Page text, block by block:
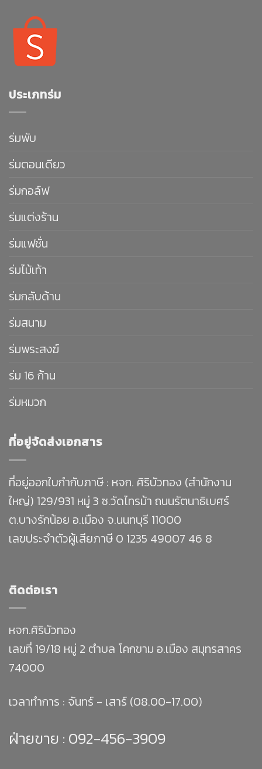
ประเภทร่ม
ร่มพับ
ร่มตอนเดียว
ร่มกอล์ฟ
ร่มแต่งร้าน
ร่มแฟชั่น
ร่มไม้เท้า
ร่มกลับด้าน
ร่มสนาม
ร่มพระสงฆ์
ร่ม 16 ก้าน
ร่มหมวก
ที่อยู่จัดส่งเอกสาร
ที่อยู่ออกใบกำกับภาษี : หจก. ศิริบัวทอง (สำนักงาน
ใหญ่) 129/931 หมู่ 3 ซ.วัดไทรม้า ถนนรัตนาธิเบศร์
ต.บางรักน้อย อ.เมือง จ.นนทบุรี 11000
เลขประจำตัวผู้เสียภาษี 0 1235 49007 46 8
ติดต่อเรา
หจก.ศิริบัวทอง
เลขที่ 19/18 หมู่ 2 ตำบล โคกขาม อ.เมือง สมุทรสาคร
74000
เวลาทำการ : จันทร์ - เสาร์ (08.00-17.00)
ฝ่ายขาย : 092-456-3909